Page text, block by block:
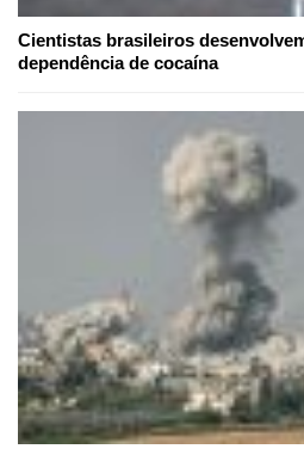
Cientistas brasileiros
dependência de cocaína